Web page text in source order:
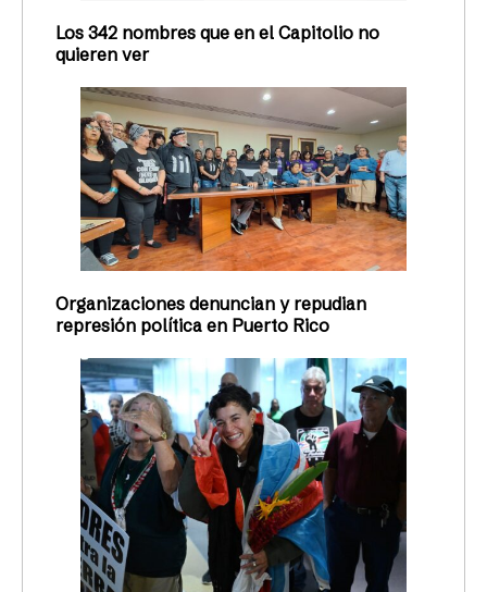
Los 342 nombres que en el Capitolio no
quieren ver
Organizaciones denuncian y repudian
represión política en Puerto Rico